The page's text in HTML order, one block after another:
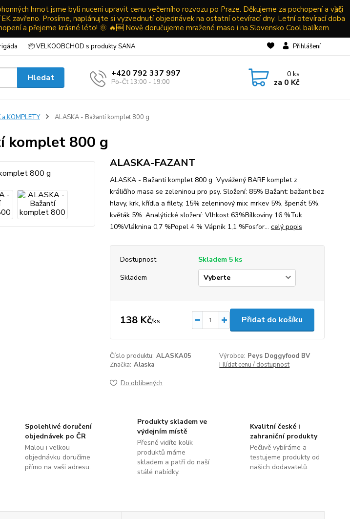
hmot jsme byli nuceni upravit cenu večerního rozvozu po Praze. Děkujeme za pochopení a vaši
zavřeno. Prosíme, naplánujte si vyzvednutí objednávek na ostatní otevírací dny. Letní otevírací doba
a přejeme krásné léto! 🌞 🔥🆕 Nově doručujeme mražené maso i na Slovensko Cool balíkem.
📦 VELKOOBCHOD s produkty SANA Přihlášení
Hledat +420 792 337 997
Po-Čt 13:00 - 19:00
0ks
za 0 Kč
KOMPLETY ALASKA - Bažantí komplet 800 g
komplet 800 g
ALASKA-FAZANT
ALASKA - Bažantí komplet 800 g Vyvážený BARF komplet z
králičího masa se zeleninou pro psy. Složení: 85% Bažant: bažant bez
hlavy, krk, křídla a filety, 15% zeleninový mix: mrkev 5%, špenát 5%,
květák 5%. Analýtické složení: Vlhkost 63%Bílkoviny 16 %Tuk
10%Vláknina 0,7 %Popel 4 % Vápník 1,1 %Fosfor... celý popis
Dostupnost
Skladem 5 ks
Skladem
138 Kč/ks Přidat do košíku
Číslo produktu: ALASKA05 Výrobce: Peys Doggyfood BV
Značka: Alaska Hlídat cenu / dostupnost
Do oblíbených
Spolehlivé doručení
objednávek po ČR
Malou i velkou
objednávku doručíme
přímo na vaši adresu.
Produkty skladem ve
výdejním místě
Přesně vidíte kolik
produktů máme
skladem a patří do naší
stálé nabídky.
Kvalitní české i
zahraniční produkty
Pečlivě vybíráme a
testujeme produkty od
našich dodavatelů.